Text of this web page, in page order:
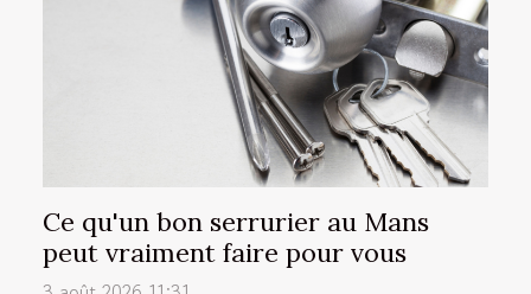
Ce qu'un bon serrurier au Mans
peut vraiment faire pour vous